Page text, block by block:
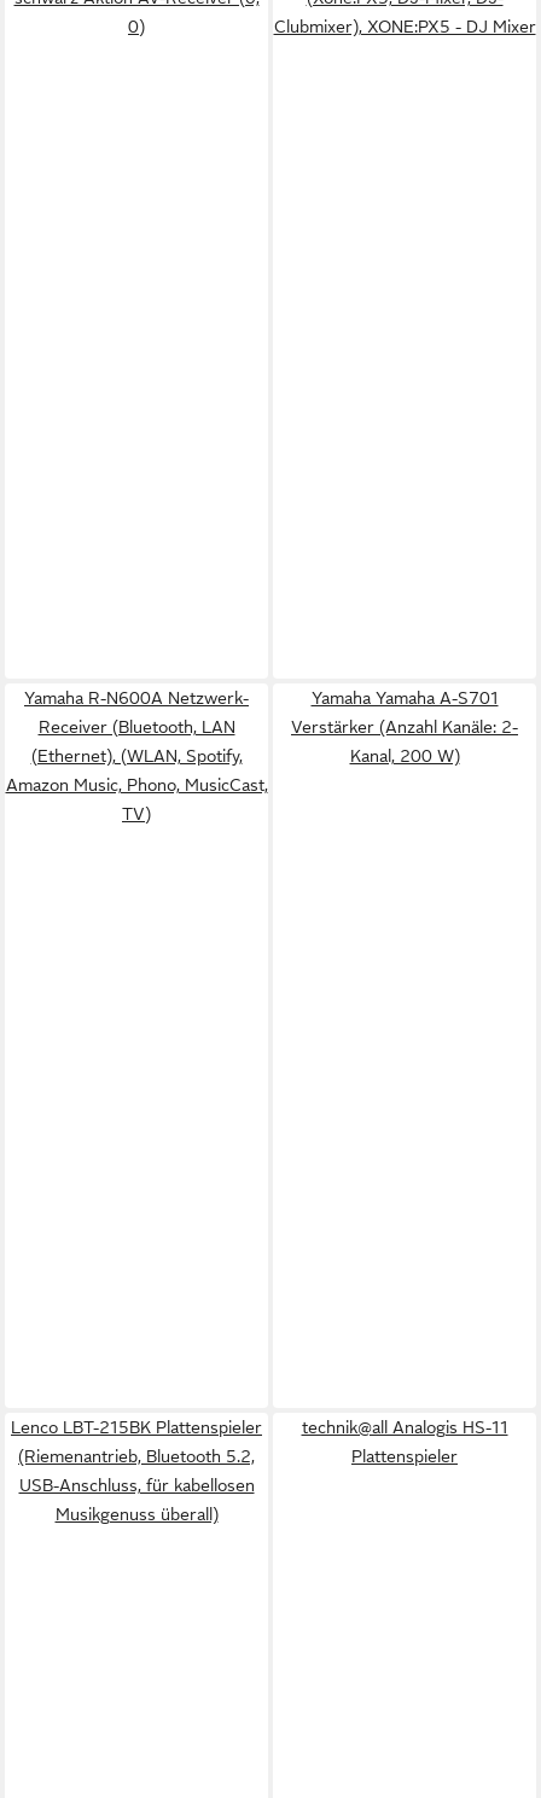
0)
Clubmixer), XONE:PX5 - DJ Mixer
Yamaha R-N600A Netzwerk-
Receiver (Bluetooth, LAN
(Ethernet), (WLAN, Spotify,
Amazon Music, Phono, MusicCast,
TV)
Yamaha Yamaha A-S701
Verstärker (Anzahl Kanäle: 2-
Kanal, 200 W)
Lenco LBT-215BK Plattenspieler
(Riemenantrieb, Bluetooth 5.2,
USB-Anschluss, für kabellosen
Musikgenuss überall)
technik@all Analogis HS-11
Plattenspieler